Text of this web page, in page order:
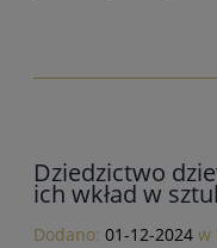
Dziedzictwo
ich wkład w
Dodano: 01-12-2024 w